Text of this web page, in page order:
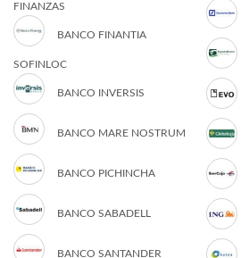
FINANZAS
BANCO FINANTIA
SOFINLOC
BANCO INVERSIS
BANCO MARE NOSTRUM
BANCO PICHINCHA
BANCO SABADELL
BANCO SANTANDER